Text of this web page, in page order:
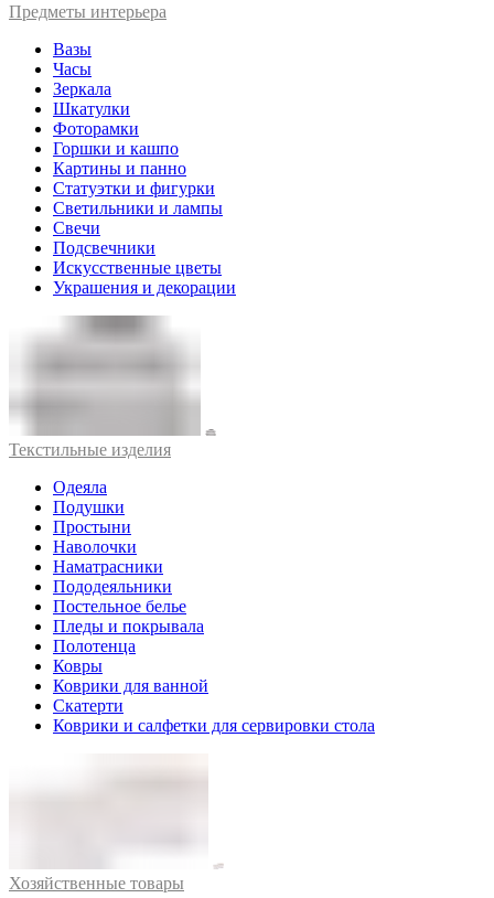
Предметы интерьера
Вазы
Часы
Зеркала
Шкатулки
Фоторамки
Горшки и кашпо
Картины и панно
Статуэтки и фигурки
Светильники и лампы
Свечи
Подсвечники
Искусственные цветы
Украшения и декорации
Текстильные изделия
Одеяла
Подушки
Простыни
Наволочки
Наматрасники
Пододеяльники
Постельное белье
Пледы и покрывала
Полотенца
Ковры
Коврики для ванной
Скатерти
Коврики и салфетки для сервировки стола
Хозяйственные товары